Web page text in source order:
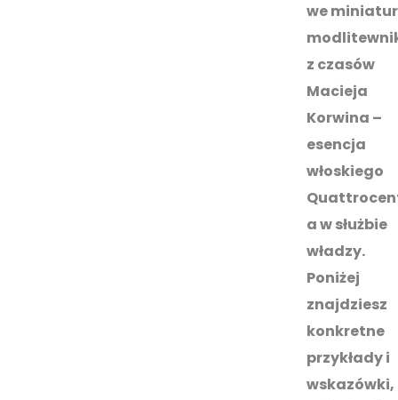
we
z czasów
Macieja
Korwina –
esencja
włoskiego
a w służbie
władzy.
Poniżej
znajdziesz
konkretne
przykłady i
wskazówki,